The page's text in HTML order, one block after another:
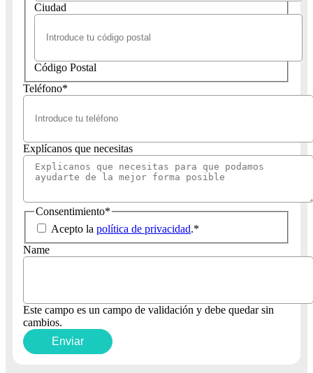
Ciudad
Código Postal
Teléfono*
Explícanos que necesitas
Consentimiento*
Acepto la política de privacidad.*
Name
Este campo es un campo de validación y debe quedar sin
cambios.